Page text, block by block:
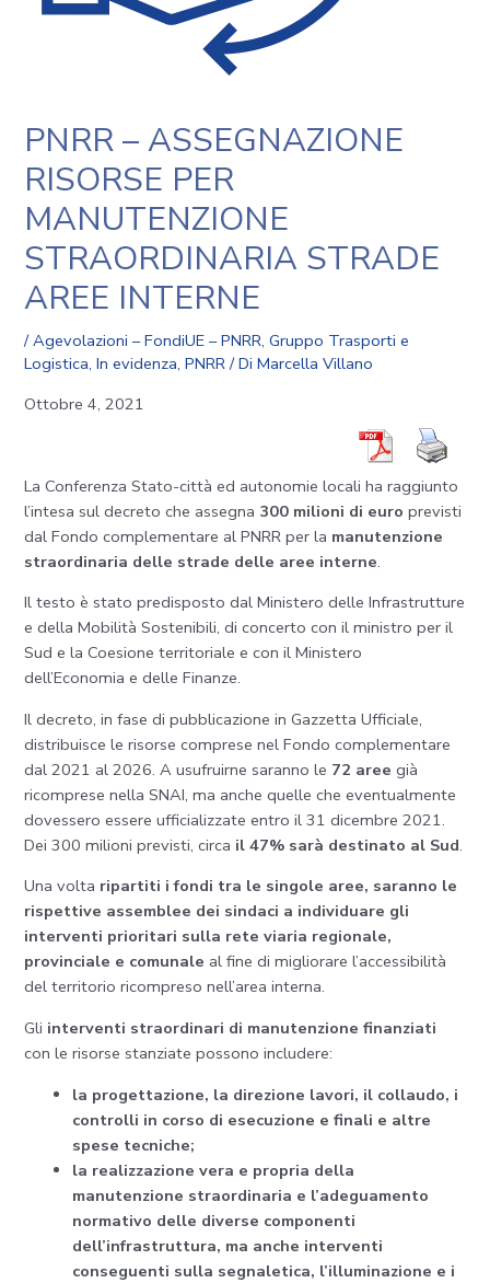
PNRR – ASSEGNAZIONE
RISORSE PER
MANUTENZIONE
STRAORDINARIA STRADE
AREE INTERNE
/Agevolazioni – FondiUE – PNRR,Gruppo Trasporti e
Logistica,In evidenza,PNRR/ DiMarcella Villano
Ottobre 4, 2021
La Conferenza Stato-città ed autonomie locali ha raggiunto
l’intesa sul decreto che assegna 300 milioni di euro previsti
dal Fondo complementare al PNRR per la manutenzione
straordinaria delle strade delle aree interne.
Il testo è stato predisposto dal Ministero delle Infrastrutture
e della Mobilità Sostenibili, di concerto con il ministro per il
Sud e la Coesione territoriale e con il Ministero
dell’Economia e delle Finanze.
Il decreto, in fase di pubblicazione in Gazzetta Ufficiale,
distribuisce le risorse comprese nel Fondo complementare
dal 2021 al 2026. A usufruirne saranno le 72 areegià
ricomprese nella SNAI, ma anche quelle che eventualmente
dovessero essere ufficializzate entro il 31 dicembre 2021.
Dei 300 milioni previsti, circa il 47% sarà destinato al Sud.
Una volta ripartiti i fondi tra le singole aree, saranno le
rispettive assemblee dei sindaci a individuare gli
interventi prioritari sulla rete viaria regionale,
provinciale e comunale al fine di migliorare l’accessibilità
del territorio ricompreso nell’area interna.
Gli interventi straordinari di manutenzione finanziati
con le risorse stanziate possono includere:
la progettazione, la direzione lavori, il collaudo, i
controlli in corso di esecuzione e finali e altre
spese tecniche;
la realizzazione vera e propria della
manutenzione straordinaria e l’adeguamento
normativo delle diverse componenti
dell’infrastruttura, ma anche interventi
conseguenti sulla segnaletica, l’illuminazione e i